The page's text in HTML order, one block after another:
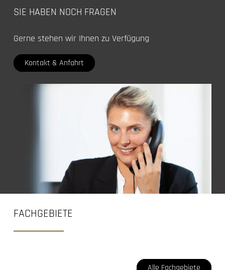
SIE HABEN NOCH FRAGEN
Gerne stehen wir Ihnen zu Verfügung
Kontakt & Anfahrt
FACHGEBIETE
Alle Fachgebiete